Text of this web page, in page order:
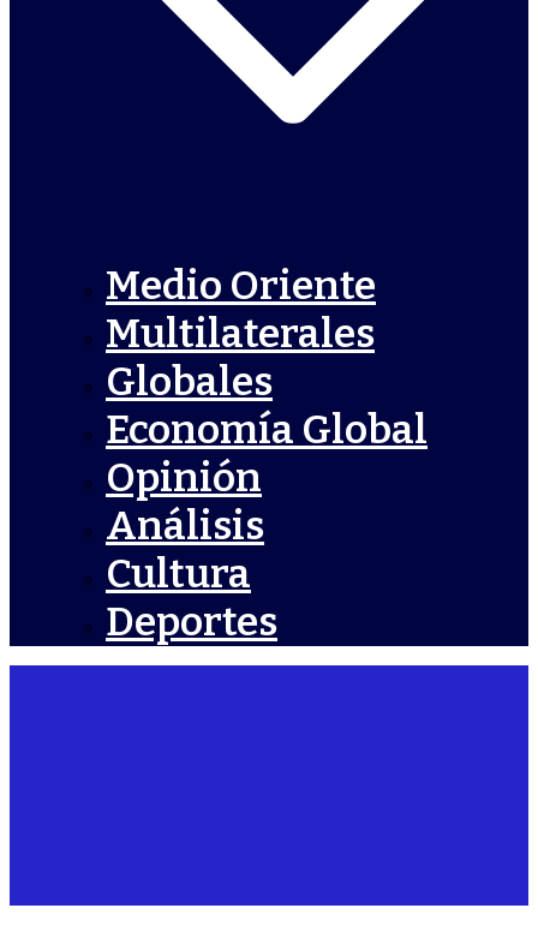
Medio Oriente
Multilaterales
Globales
Economía Global
Opinión
Análisis
Cultura
Deportes